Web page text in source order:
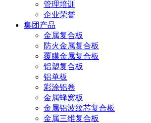
管理培训
企业荣誉
集团产品
金属复合板
防火金属复合板
覆膜金属复合板
铝塑复合板
铝单板
彩涂铝卷
金属蜂窝板
金属铝波纹芯复合板
金属三维复合板